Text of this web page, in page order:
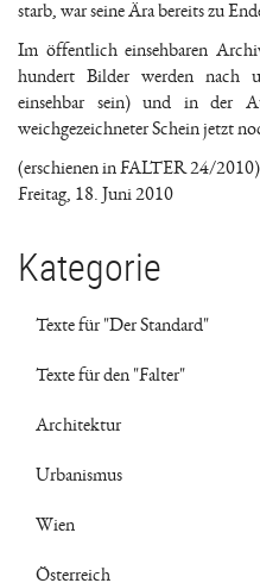
starb, war seine Ära bereits zu
Im öffentlich einsehbaren
hundert Bilder werden nach
einsehbar sein) und in der
weichgezeichneter Schein jetzt
(erschienen in FALTER 24/2010)
Freitag, 18. Juni 2010
Kategorie
Texte für "Der Standard"
Texte für den "Falter"
Architektur
Urbanismus
Wien
Österreich